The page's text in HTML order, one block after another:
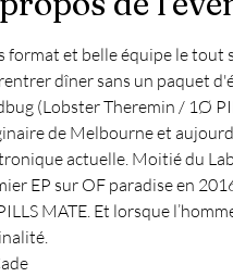
format et belle équipe le tout
dîner sans un paquet
(Lobster Theremin / 1Ø
de Melbourne et
actuelle. Moitié du
EP sur OF paradise en
MATE. Et lorsque